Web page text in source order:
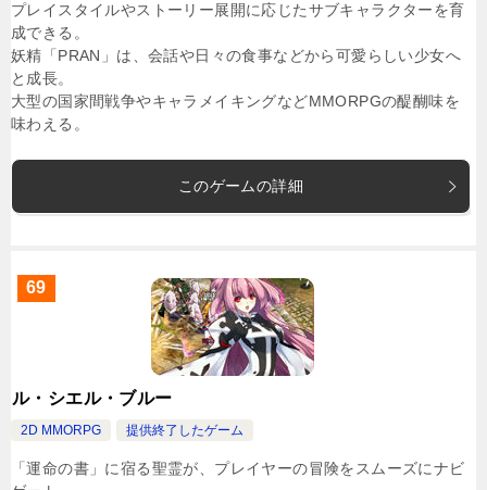
プレイスタイルやストーリー展開に応じたサブキャラクターを育
成できる。
妖精「PRAN」は、会話や日々の食事などから可愛らしい少女へ
と成長。
大型の国家間戦争やキャラメイキングなどMMORPGの醍醐味を
味わえる。
このゲームの詳細
69
ル・シエル・ブルー
2D MMORPG 提供終了したゲーム
「運命の書」に宿る聖霊が、プレイヤーの冒険をスムーズにナビ